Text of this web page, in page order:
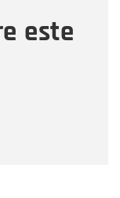
este